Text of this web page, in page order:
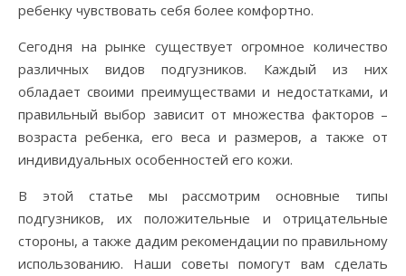
ребенку чувствовать себя более комфортно.
Сегодня на рынке существует огромное количество
различных видов подгузников. Каждый из них
обладает своими преимуществами и недостатками, и
правильный выбор зависит от множества факторов –
возраста ребенка, его веса и размеров, а также от
индивидуальных особенностей его кожи.
В этой статье мы рассмотрим основные типы
подгузников, их положительные и отрицательные
стороны, а также дадим рекомендации по правильному
использованию. Наши советы помогут вам сделать